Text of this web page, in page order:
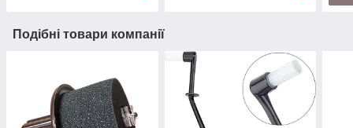
Подібні товари компанії